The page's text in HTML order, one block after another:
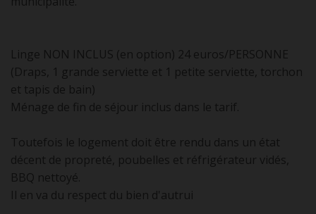
Linge NON INCLUS (en option) 24 euros/PERSONNE
(Draps, 1 grande serviette et 1 petite serviette, torchon
et tapis de bain)
Ménage de fin de séjour inclus dans le tarif.
Toutefois le logement doit être rendu dans un état
décent de propreté, poubelles et réfrigérateur vidés,
BBQ nettoyé.
Il en va du respect du bien d'autrui